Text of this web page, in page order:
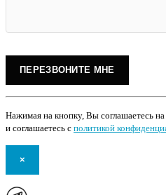
Нажимая на кнопку, Вы соглашаетесь
и соглашаетесь с политикой
×